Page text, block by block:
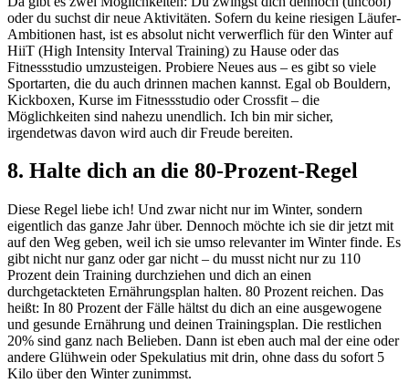
oder du suchst dir neue Aktivitäten. Sofern du keine riesigen Läufer-
Ambitionen hast, ist es absolut nicht verwerflich für den Winter auf
HiiT (High Intensity Interval Training) zu Hause oder das
Fitnessstudio umzusteigen. Probiere Neues aus – es gibt so viele
Sportarten, die du auch drinnen machen kannst. Egal ob Bouldern,
Kickboxen, Kurse im Fitnessstudio oder Crossfit – die
Möglichkeiten sind nahezu unendlich. Ich bin mir sicher,
irgendetwas davon wird auch dir Freude bereiten.
8. Halte dich an die 80-Prozent-Regel
Diese Regel liebe ich! Und zwar nicht nur im Winter, sondern
eigentlich das ganze Jahr über. Dennoch möchte ich sie dir jetzt mit
auf den Weg geben, weil ich sie umso relevanter im Winter finde. Es
gibt nicht nur ganz oder gar nicht – du musst nicht nur zu 110
Prozent dein Training durchziehen und dich an einen
durchgetackteten Ernährungsplan halten. 80 Prozent reichen. Das
heißt: In 80 Prozent der Fälle hältst du dich an eine ausgewogene
und gesunde Ernährung und deinen Trainingsplan. Die restlichen
20% sind ganz nach Belieben. Dann ist eben auch mal der eine oder
andere Glühwein oder Spekulatius mit drin, ohne dass du sofort 5
Kilo über den Winter zunimmst.